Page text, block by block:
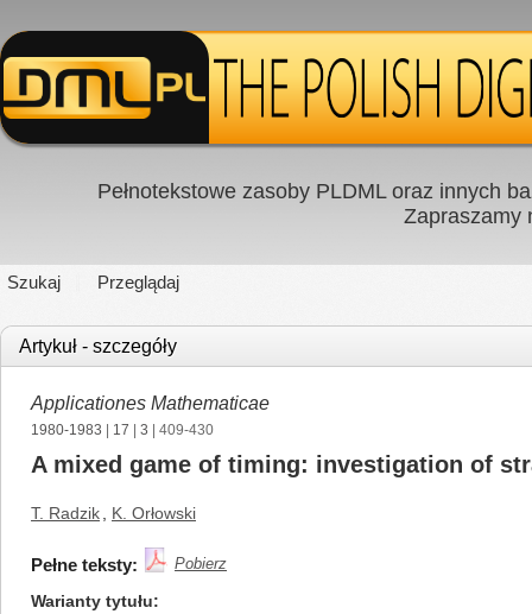
Pełnotekstowe zasoby PLDML oraz innych
Zapraszamy
Szukaj Przeglądaj
Artykuł - szczegóły
Applicationes Mathematicae
1980-1983 17 3 | 409-430
A mixed game of timing: investigation of
T. Radzik K. Orłowski
Pełne teksty: Pobierz
Warianty tytułu